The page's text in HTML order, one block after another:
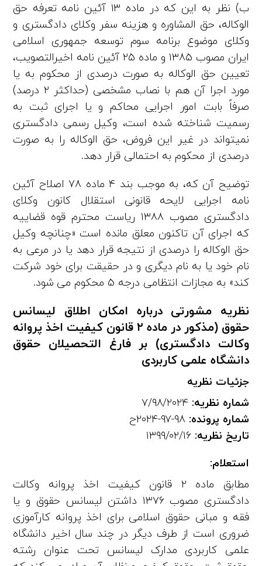
ب) نظر به این‌ که در ماده ۱۳ آئین‌ نامه تعرفه حق‌
الوکاله، حق‌ المشاوره و هزینه سفر وکلای دادگستری و
وکلای موضوع برنامه سوم توسعه جمهوری اسلامی
ایران مصوب ۱۳۸۵ و ماده ۲۵ آئین‌ نامه اخیرالتصویب،
تعیین حق‌ الوکاله به صورت درصدی از محکوم‌ به یا
مورد اجرا آن هم با نصاب مشخصی (حداکثر ۲ درصد)
صرفاً‌ بابت امور اجرایی محاکم و یا اجرای ثبت به
رسمیت شناخته شده است، وکیل رسمی دادگستری
نمیتواند در غیر این فروض، حق‌ الوکاله را به صورت
درصدی از محکوم‌ به احتمالی قرار دهد.
توضیح آن‌ که، به موجب بند ۴ ماده ۷۸ اصلاح آئین‌
نامه اجرایی لایحه قانونی استقلال کانون وکلای
دادگستری مصوب ۱۳۸۸ ریاست محترم قوه قضاییه
که اجرای آن تاکنون معلق مانده است «چنانچه وکیل
حق‌ الوکاله را درصدی از نتیجه قرار دهد یا در مرعی به
نام خود یا به نام دیگری و در حقیقت برای خود شرکت
کند» به مجازات انتظامی درجه ۵ محکوم می‌ شود.
نظریه مشورتی درباره امکان اطلاق لیسانس
حقوق (مذکور در ماده ۲ قانون کیفیت اخذ پروانه
وکالت دادگستری) بر فارغ التحصیلان حقوق
دانشگاه علمی کاربردی
جزئیات نظریه
شماره نظریه:
شماره پرونده:
تاریخ نظریه:
استعلام:
مطابق ماده ۲ قانون کیفیت اخذ پروانه وکالت
دادگستری مصوب ۱۳۷۶ داشتن لیسانس حقوق و یا
فقه و مبانی حقوق اسلامی برای اخذ پروانه کارآموزی
ضروری است از طرف دیگر در چند سال اخیر دانشگاه
علمی کاربردی مدارک لیسانس تحت عنوان رشته